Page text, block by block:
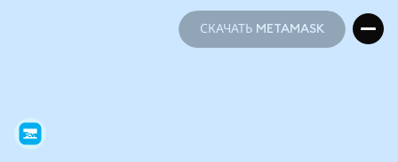
СКАЧАТЬ METAMASK